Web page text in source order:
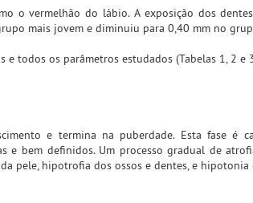
o vermelhão do lábio. A exposição dos
mais jovem e diminuiu para 0,40 mm no
todos os parâmetros estudados (Tabelas 1, 2 e
e termina na puberdade. Esta fase é
e bem definidos. Um processo gradual de
pele, hipotrofia dos ossos e dentes, e